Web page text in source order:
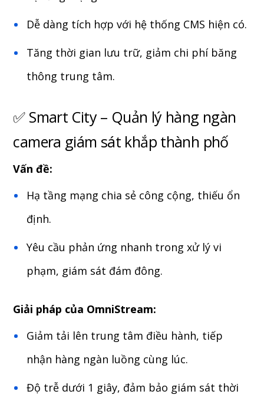
Dễ dàng tích hợp với hệ thống CMS hiện có.
Tăng thời gian lưu trữ, giảm chi phí băng
thông trung tâm.
✅ Smart City – Quản lý hàng ngàn
camera giám sát khắp thành phố
Vấn đề:
Hạ tầng mạng chia sẻ công cộng, thiếu ổn
định.
Yêu cầu phản ứng nhanh trong xử lý vi
phạm, giám sát đám đông.
Giải pháp của OmniStream:
Giảm tải lên trung tâm điều hành, tiếp
nhận hàng ngàn luồng cùng lúc.
Độ trễ dưới 1 giây, đảm bảo giám sát thời